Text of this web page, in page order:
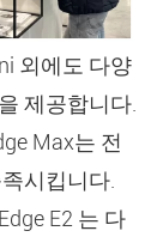
외에도 다양
제공합니다.
Max는 전
시킵니다.
E2 는 다